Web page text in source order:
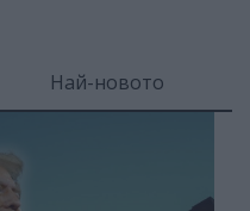
Най-новото